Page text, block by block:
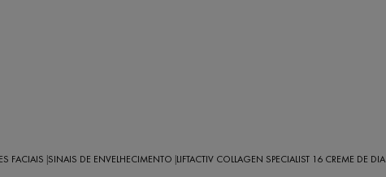
FACIAIS SINAIS DE ENVELHECIMENTO LIFTACTIV COLLAGEN SPECIALIST 16 CREME DE DIA